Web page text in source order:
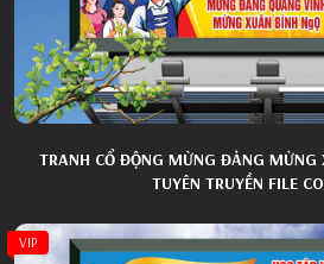
TRANH CỔ ĐỘNG MỪNG ĐẢNG MỪNG
TUYÊN TRUYỀN FILE
VIP